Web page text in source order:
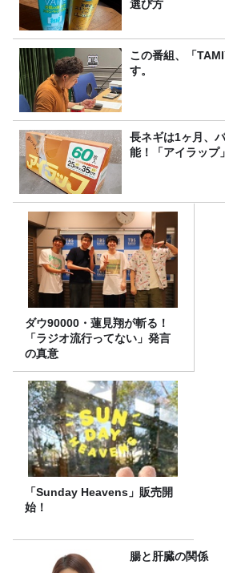
選び方
この番組、「
す。
長ネギは1ヶ月、
能！「アイラップ
ダウ90000・蓮見翔が斬る！
「ラジオ流行ってない」発言
の真意
「Sunday Heavens」販売開
始！
腸と肝臓の関係